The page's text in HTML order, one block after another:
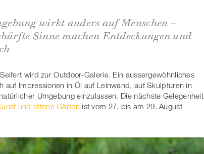
wirkt anders auf Menschen –
Sinne machen Entdeckungen und
wird zur Outdoor-Galerie. Ein aussergewöhnliches
auf Impressionen in Öl auf Leinwand, auf Skulpturen in
Umgebung einzulassen. Die nächste Gelegenheit
und offene Gärtenist vom 27. bis am 29. August